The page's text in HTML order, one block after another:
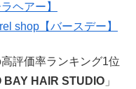
ヘアー】
shop【バースデー】
評価率ランキング1位
HAIR STUDIO 」